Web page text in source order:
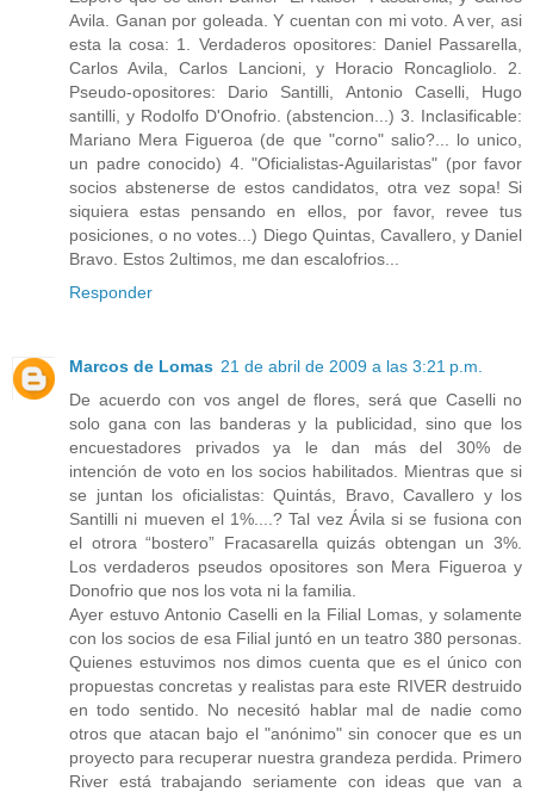
Avila. Ganan por goleada. Y cuentan con mi voto. A ver, asi
esta la cosa: 1. Verdaderos opositores: Daniel Passarella,
Carlos Avila, Carlos Lancioni, y Horacio Roncagliolo. 2.
Pseudo-opositores: Dario Santilli, Antonio Caselli, Hugo
santilli, y Rodolfo D'Onofrio. (abstencion...) 3. Inclasificable:
Mariano Mera Figueroa (de que "corno" salio?... lo unico,
un padre conocido) 4. "Oficialistas-Aguilaristas" (por favor
socios abstenerse de estos candidatos, otra vez sopa! Si
siquiera estas pensando en ellos, por favor, revee tus
posiciones, o no votes...) Diego Quintas, Cavallero, y Daniel
Bravo. Estos 2ultimos, me dan escalofrios...
Responder
Marcos de Lomas 21 de abril de 2009 a las 3:21 p.m.
De acuerdo con vos angel de flores, será que Caselli no
solo gana con las banderas y la publicidad, sino que los
encuestadores privados ya le dan más del 30% de
intención de voto en los socios habilitados. Mientras que si
se juntan los oficialistas: Quintás, Bravo, Cavallero y los
Santilli ni mueven el 1%....? Tal vez Ávila si se fusiona con
el otrora “bostero” Fracasarella quizás obtengan un 3%.
Los verdaderos pseudos opositores son Mera Figueroa y
Donofrio que nos los vota ni la familia.
Ayer estuvo Antonio Caselli en la Filial Lomas, y solamente
con los socios de esa Filial juntó en un teatro 380 personas.
Quienes estuvimos nos dimos cuenta que es el único con
propuestas concretas y realistas para este RIVER destruido
en todo sentido. No necesitó hablar mal de nadie como
otros que atacan bajo el "anónimo" sin conocer que es un
proyecto para recuperar nuestra grandeza perdida. Primero
River está trabajando seriamente con ideas que van a